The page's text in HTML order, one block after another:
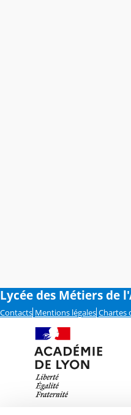
Lycée des Métiers de
Contacts Mentions légales Chartes